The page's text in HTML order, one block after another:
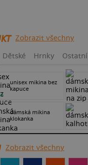
Zobrazit všechny
Dětské Hrnky Ostatní
unisex mikina bez
kapuce
dámská mikina
klokanka
Zobrazit všechny